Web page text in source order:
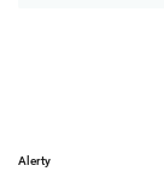
Alerty